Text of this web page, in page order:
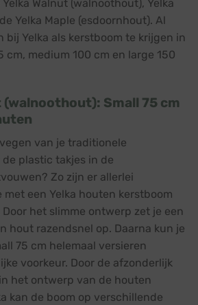
Walnut (walnoothout), Yelka
Yelka Maple (esdoornhout). Al
bij Yelka als kerstboom te krijgen in
cm, medium 100 cm en large 150
(walnoothout): Small 75 cm
van je traditionele
plastic takjes in de
Zo zijn er allerlei
met een Yelka houten kerstboom
het slimme ontwerp zet je een
hout razendsnel op. Daarna kun je
75 cm helemaal versieren
voorkeur. Door de afzonderlijk
het ontwerp van de houten
kan de boom op verschillende